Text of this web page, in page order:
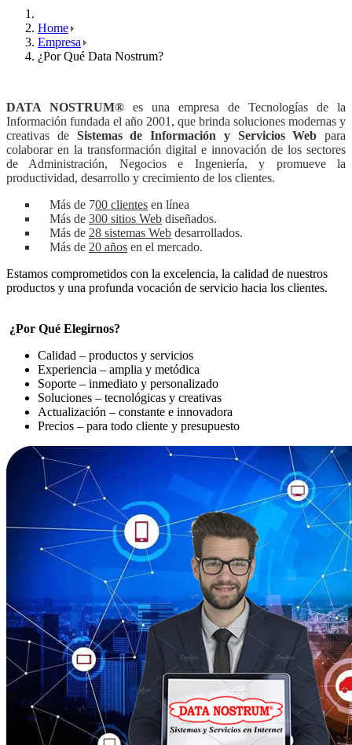
Home
Empresa
¿Por Qué Data Nostrum?
DATA NOSTRUM® es una empresa de Tecnologías de la
Información fundada el año 2001, que brinda soluciones modernas y
creativas de Sistemas de Información y Servicios Web para
colaborar en la transformación digital e innovación de los sectores
de Administración, Negocios e Ingeniería, y promueve la
productividad, desarrollo y crecimiento de los clientes.
Más de 700 clientes en línea
Más de 300 sitios Web diseñados.
Más de 28 sistemas Web desarrollados.
Más de 20 años en el mercado.
Estamos comprometidos con la excelencia, la calidad de nuestros
productos y una profunda vocación de servicio hacia los clientes.
¿Por Qué Elegirnos?
Calidad – productos y servicios
Experiencia – amplia y metódica
Soporte – inmediato y personalizado
Soluciones – tecnológicas y creativas
Actualización – constante e innovadora
Precios – para todo cliente y presupuesto